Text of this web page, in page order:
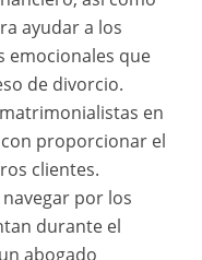
ayudar a los
emocionales que
de divorcio.
en
proporcionar el
clientes.
por los
durante el
abogado